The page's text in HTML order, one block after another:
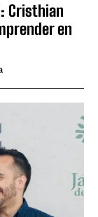
Cristhian
en